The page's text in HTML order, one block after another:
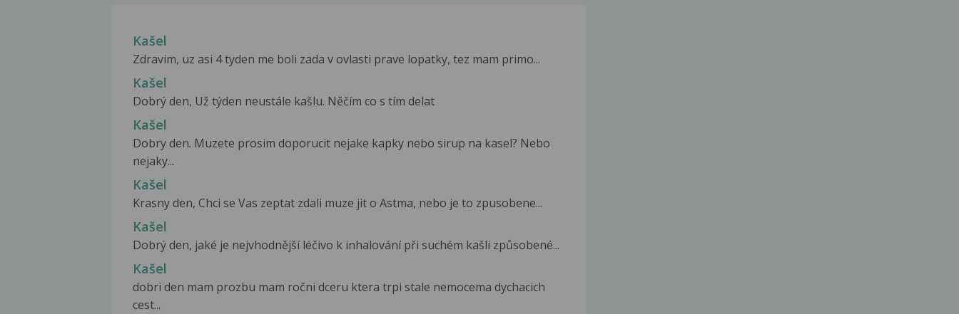
Kašel
Zdravim, uz asi 4 tyden me boli zada v ovlasti prave lopatky, tez mam primo...
Kašel
Dobrý den, Už týden neustále kašlu. Něčím co s tím delat
Kašel
Dobry den. Muzete prosim doporucit nejake kapky nebo sirup na kasel? Nebo
nejaky...
Kašel
Krasny den, Chci se Vas zeptat zdali muze jit o Astma, nebo je to zpusobene...
Kašel
Dobrý den, jaké je nejvhodnější léčivo k inhalování při suchém kašli způsobené...
Kašel
dobri den mam prozbu mam ročni dceru ktera trpi stale nemocema dychacich
cest...